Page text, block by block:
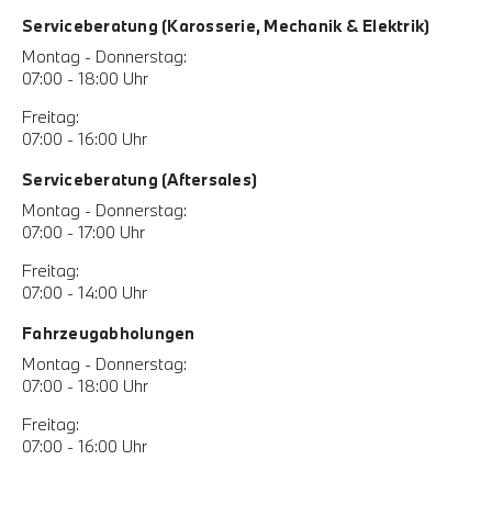
Serviceberatung (Karosserie, Mechanik & Elektrik)
Montag - Donnerstag:
07:00 - 18:00 Uhr
Freitag:
07:00 - 16:00 Uhr
Serviceberatung (Aftersales)
Montag - Donnerstag:
07:00 - 17:00 Uhr
Freitag:
07:00 - 14:00 Uhr
Fahrzeugabholungen
Montag - Donnerstag:
07:00 - 18:00 Uhr
Freitag:
07:00 - 16:00 Uhr